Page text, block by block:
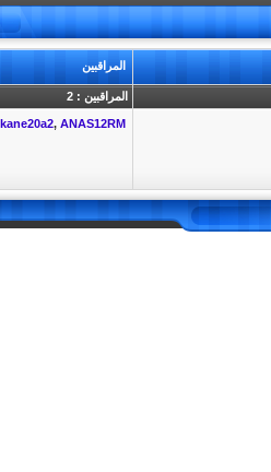
المراقبين
المراقبين : 2
kane20a2, ANAS12RM